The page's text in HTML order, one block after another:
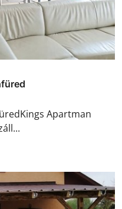
Apartman